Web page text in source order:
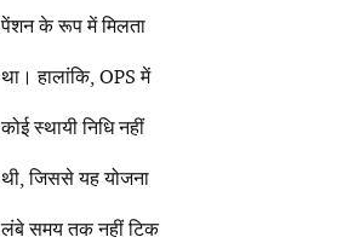
पेंशन के रूप में मिलता
था। हालांकि, OPS में
कोई स्थायी निधि नहीं
थी, जिससे यह योजना
लंबे समय तक नहीं टिक